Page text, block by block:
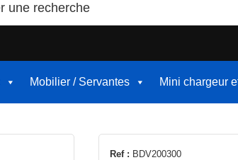
une recherche
Mobilier / Servantes Mini chargeur
Ref : BDV200300
Ce